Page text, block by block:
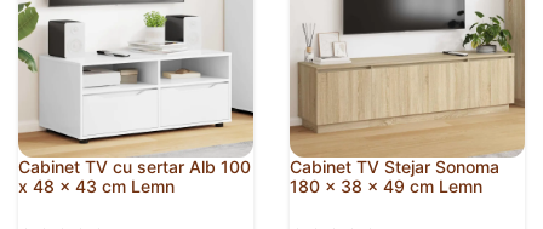
Cabinet TV cu sertar Alb 100
x 48 x 43 cm Lemn
Cabinet TV Stejar Sonoma
180 x 38 x 49 cm Lemn